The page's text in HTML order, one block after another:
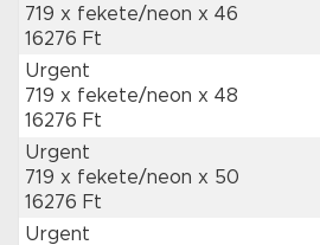
719 x fekete/neon x 46
16276 Ft
Urgent
719 x fekete/neon x 48
16276 Ft
Urgent
719 x fekete/neon x 50
16276 Ft
Urgent